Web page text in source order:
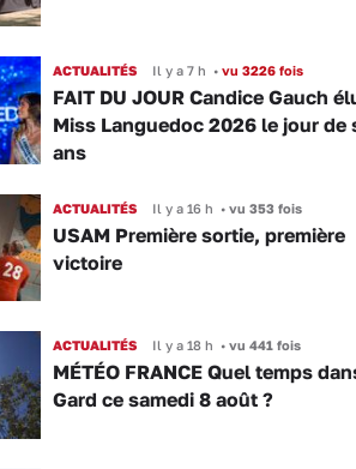
ACTUALITÉS Il y a 7 h •vu 3226 fois
FAIT DU JOUR Candice Gauch
Miss Languedoc 2026 le jour de
ans
ACTUALITÉS Il y a 16 h •vu 353 fois
USAM Première sortie, première
victoire
ACTUALITÉS Il y a 18 h •vu 441 fois
MÉTÉO FRANCE Quel temps
Gard ce samedi 8 août ?